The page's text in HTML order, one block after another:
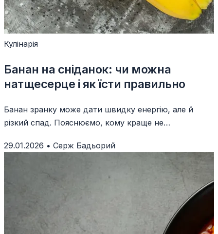
Кулінарія
Банан на сніданок: чи можна
натщесерце і як їсти правильно
Банан зранку може дати швидку енергію, але й
різкий спад. Пояснюємо, кому краще не
29.01.2026 • Серж Бадьорий